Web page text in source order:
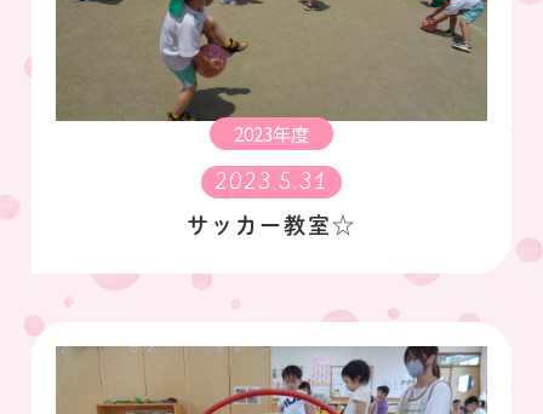
2023年度
2023.5.31
サッカー教室☆